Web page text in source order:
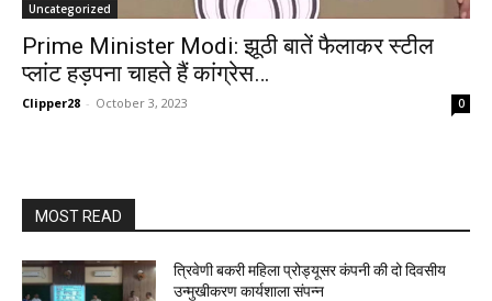
Uncategorized
Prime Minister Modi: झूठी बातें फैलाकर स्टील
प्लांट हड़पना चाहते हैं कांग्रेस…
Clipper28 - October 3, 2023 0
MOST READ
त्रिवेणी बकरी महिला प्रोड्यूसर कंपनी की दो दिवसीय
उन्मुखीकरण कार्यशाला संपन्न